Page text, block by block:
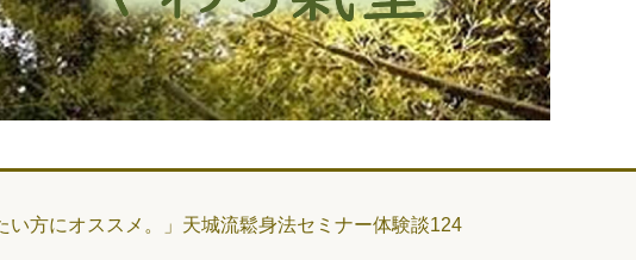
い方にオススメ。」天城流鬆身法セミナー体験談124